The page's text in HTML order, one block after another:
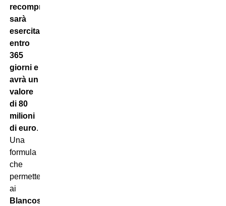
recompra
sarà
esercitabile
entro
365
giorni e
avrà un
valore
di 80
milioni
di euro.
Una
formula
che
permette
ai
Blancos